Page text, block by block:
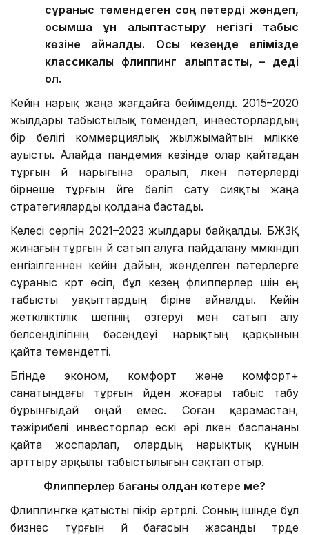
сұраныс төмендеген соң пәтерді жөндеп,
қосымша құн қалыптастыру негізгі табыс
көзіне айналды. Осы кезеңде елімізде
классикалық флиппинг қалыптасты, – деді
ол.
Кейін нарық жаңа жағдайға бейімделді. 2015–2020
жылдары табыстылық төмендеп, инвесторлардың
бір бөлігі коммерциялық жылжымайтын мүлікке
ауысты. Алайда пандемия кезінде олар қайтадан
тұрғын үй нарығына оралып, үлкен пәтерлерді
бірнеше тұрғын үйге бөліп сату сияқты жаңа
стратегияларды қолдана бастады.
Келесі серпін 2021–2023 жылдары байқалды. БЖЗҚ
жинағын тұрғын үй сатып алуға пайдалану мүмкіндігі
енгізілгеннен кейін дайын, жөнделген пәтерлерге
сұраныс күрт өсіп, бұл кезең флипперлер үшін ең
табысты уақыттардың біріне айналды. Кейін
жеткіліктілік шегінің өзгеруі мен сатып алу
белсенділігінің бәсеңдеуі нарықтың қарқынын
қайта төмендетті.
Бүгінде эконом, комфорт және комфорт+
санатындағы тұрғын үйден жоғары табыс табу
бұрынғыдай оңай емес. Соған қарамастан,
тәжірибелі инвесторлар ескі әрі үлкен баспананы
қайта жоспарлап, олардың нарықтық құнын
арттыру арқылы табыстылығын сақтап отыр.
Флипперлер бағаны қолдан көтере ме?
Флиппингке қатысты пікір әртүрлі. Соның ішінде бұл
бизнес тұрғын үй бағасын жасанды түрде